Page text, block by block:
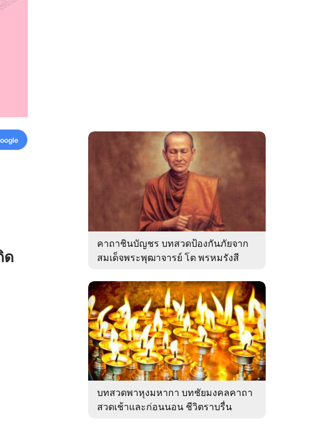
ด
คาถาชินบัญชร บทสวดป้องกันภัยจาก
สมเด็จพระพุฒาจารย์ โต พรหมรังสี
บทสวดพาหุงมหากา บทชัยมงคลคาถา
สวดเช้าและก่อนนอน ชีวิตราบรื่น